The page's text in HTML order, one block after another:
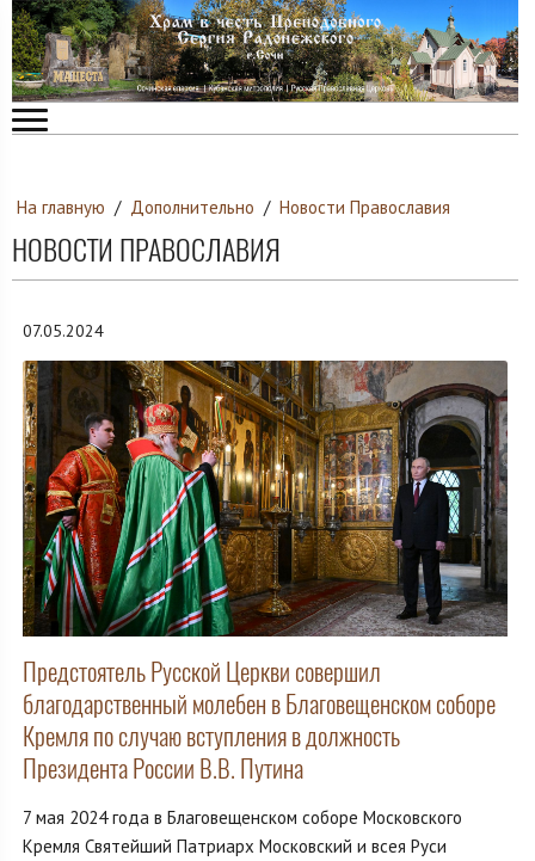
На главную / Дополнительно / Новости Православия
НОВОСТИ ПРАВОСЛАВИЯ
07.05.2024
Предстоятель Русской Церкви совершил
благодарственный молебен в Благовещенском соборе
Кремля по случаю вступления в должность
Президента России В.В. Путина
7 мая 2024 года в Благовещенском соборе Московского
Кремля Святейший Патриарх Московский и всея Руси